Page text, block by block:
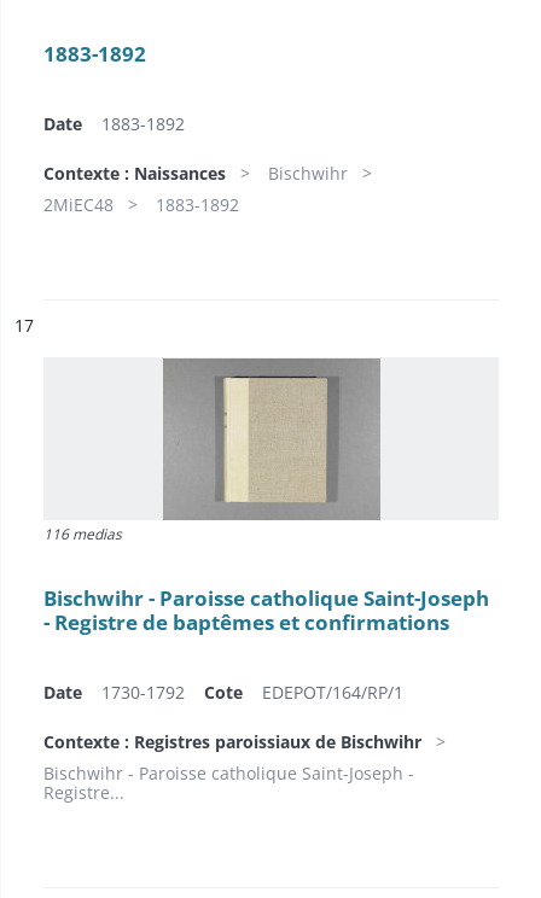
1883-1892
Date 1883-1892
Contexte : Naissances
Bischwihr
2MiEC48
1883-1892
n°
17
116 medias
Bischwihr - Paroisse catholique Saint-Joseph
- Registre de baptêmes et confirmations
Date 1730-1792 Cote EDEPOT/164/RP/1
Contexte : Registres paroissiaux de Bischwihr
Bischwihr - Paroisse catholique Saint-Joseph -
Registre...